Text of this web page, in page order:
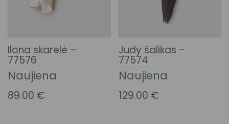
Ilona skarelė –
77576
Naujiena
89.00 €
Judy šalikas –
77574
Naujiena
129.00 €